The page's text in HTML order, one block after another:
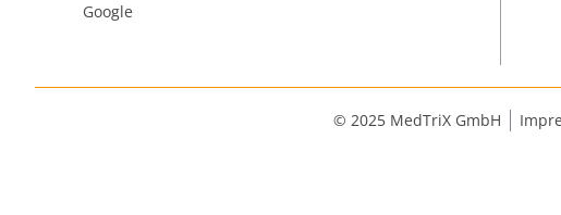
Google
© 2025 MedTriX GmbH